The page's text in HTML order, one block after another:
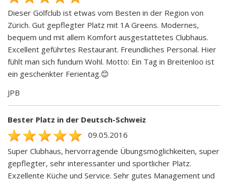
Dieser Golfclub ist etwas vom Besten in der Region von
Zürich. Gut gepflegter Platz mit 1A Greens. Modernes,
bequem und mit allem Komfort ausgestattetes Clubhaus.
Excellent geführtes Restaurant. Freundliches Personal. Hier
fühlt man sich fundum Wohl. Motto: Ein Tag in Breitenloo ist
ein geschenkter Ferientag.😊
JPB
Bester Platz in der Deutsch-Schweiz
09.05.2016
Super Clubhaus, hervorragende Übungsmöglichkeiten, super
gepflegter, sehr interessanter und sportlicher Platz.
Exzellente Küche und Service. Sehr gutes Management und